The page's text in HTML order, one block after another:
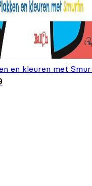
en kleuren met